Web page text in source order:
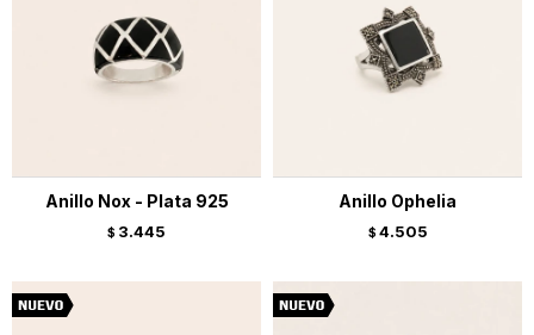
Anillo Nox - Plata 925
$ 3.445
Anillo Ophelia
$ 4.505